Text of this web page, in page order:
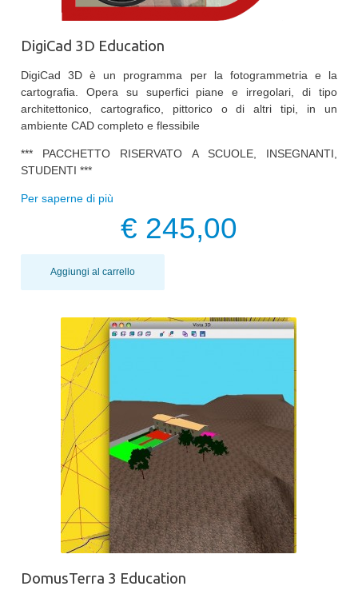
DigiCad 3D Education
DigiCad 3D è un programma per la fotogrammetria e la
cartografia. Opera su superfici piane e irregolari, di tipo
architettonico, cartografico, pittorico o di altri tipi, in un
ambiente CAD completo e flessibile
*** PACCHETTO RISERVATO A SCUOLE, INSEGNANTI,
STUDENTI ***
Per saperne di più
€ 245,00
Aggiungi al carrello
DomusTerra 3 Education